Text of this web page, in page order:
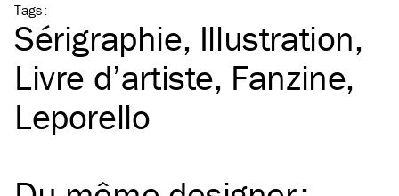
Tags:
Sérigraphie Illustration
Livre d’artiste Fanzine
Leporello